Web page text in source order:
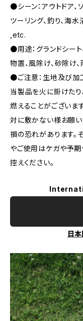
●シーン：アウトドア、
ツーリング、釣り、海水
,etc.
●用途：グランドシート
物置、風除け、砂除け
●ご注意：生地及び加
当製品を火に掛けたり
燃えることがございま
対に敷かない様お願
損の恐れがあります
やご使用はケガや予
控えください。
日